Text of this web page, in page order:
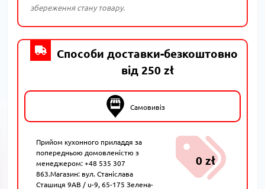
збереження стану товару.
Способи доставки-безкоштовно
від 250 zł
Самовивіз
Прийом кухонного приладдя за
попередньою домовленістю з
менеджером: +48 535 307
863.Магазин: вул. Станіслава
Сташиця 9AB / u-9, 65-175 Зелена-
0 zł